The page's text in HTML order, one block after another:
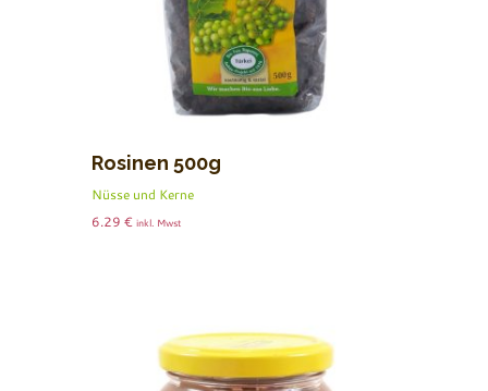
Rosinen 500g
Nüsse und Kerne
6.29 € inkl. Mwst